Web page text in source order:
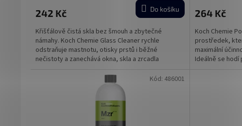
242 Kč Do košíku
Křišťálově čistá skla bez šmouh a zbytečné
námahy. Koch Chemie Glass Cleaner rychle
odstraňuje mastnotu, otisky prstů i běžné
nečistoty a zanechává okna, skla a zrcadla
je
z
5
hvězdiček.
264 Kč
Koch Chemie
prostředek,
maximální
Ideálně se hodí
Kód: 486001